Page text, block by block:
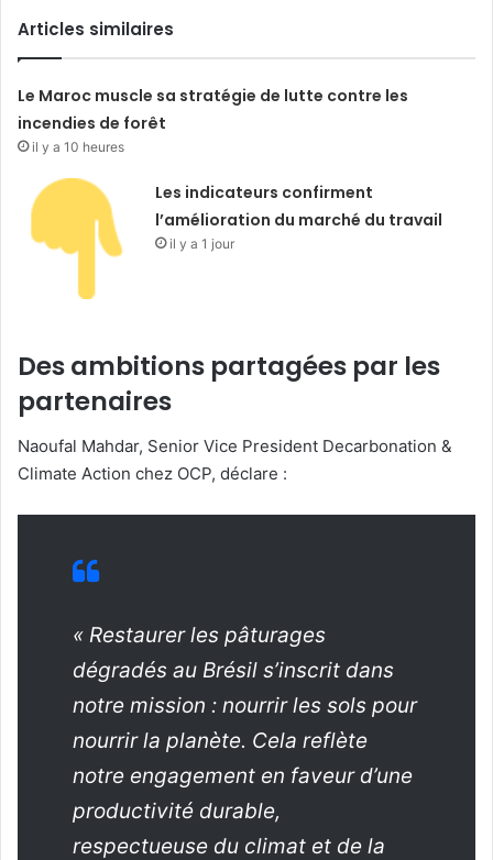
Articles similaires
Le Maroc muscle sa stratégie de lutte contre les
incendies de forêt
il y a 10 heures
Les indicateurs confirment
l’amélioration du marché du travail
il y a 1 jour
Des ambitions partagées par les
partenaires
Naoufal Mahdar, Senior Vice President Decarbonation &
Climate Action chez OCP, déclare :
« Restaurer les pâturages
dégradés au Brésil s’inscrit dans
notre mission : nourrir les sols pour
nourrir la planète. Cela reflète
notre engagement en faveur d’une
productivité durable,
respectueuse du climat et de la